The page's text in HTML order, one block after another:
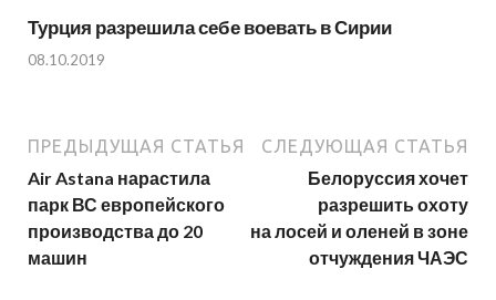
Турция разрешила себе воевать в Сирии
08.10.2019
ПРЕДЫДУЩАЯ СТАТЬЯ
Air Astana нарастила
парк ВС европейского
производства до 20
машин
СЛЕДУЮЩАЯ СТАТЬЯ
Белоруссия хочет
разрешить охоту
на лосей и оленей в зоне
отчуждения ЧАЭС